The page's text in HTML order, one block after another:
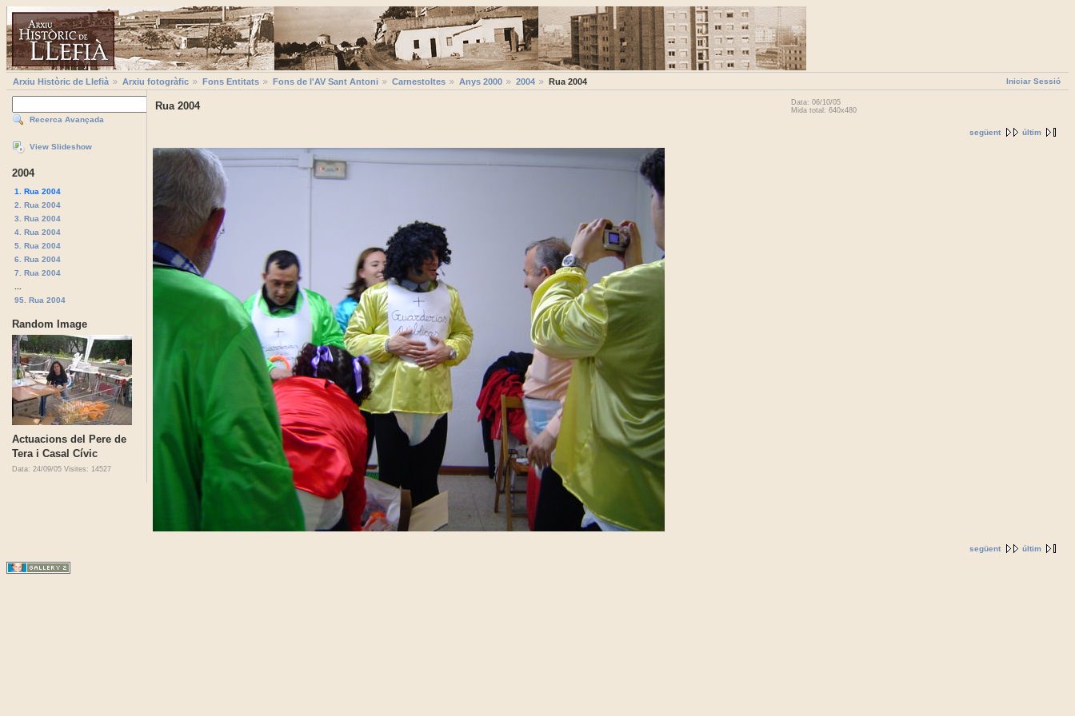
Iniciar Sessió
Arxiu Històric de Llefià Arxiu fotogràfic Fons Entitats Fons de l'AV Sant Antoni Carnestoltes Anys 2000 2004 Rua 2004
Recerca Avançada
View Slideshow
2004
1. Rua 2004
2. Rua 2004
3. Rua 2004
4. Rua 2004
5. Rua 2004
6. Rua 2004
7. Rua 2004
95. Rua 2004
Random Image
Actuacions del Pere de
Tera i Casal Cívic
Data: 24/09/05 Visites: 14527
Rua 2004
Data: 06/10/05
Mida total: 640x480
següent últim
següent últim